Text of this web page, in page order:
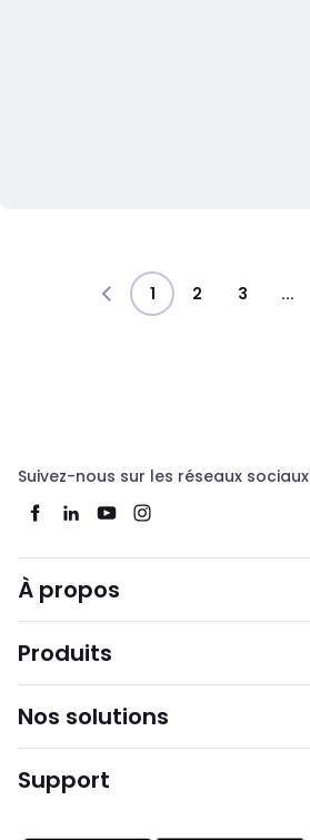
1 2 3 ...
Suivez-nous sur les réseaux sociaux
À propos
Produits
Nos solutions
Support